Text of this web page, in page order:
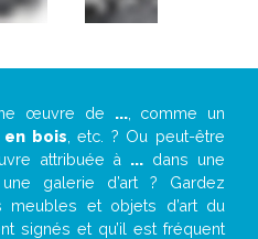
œuvre de ..., comme un
en bois , etc. ? Ou peut-être
attribuée à ... dans une
galerie d’art ? Gardez
meubles et objets d’art du
signés et qu’il est fréquent